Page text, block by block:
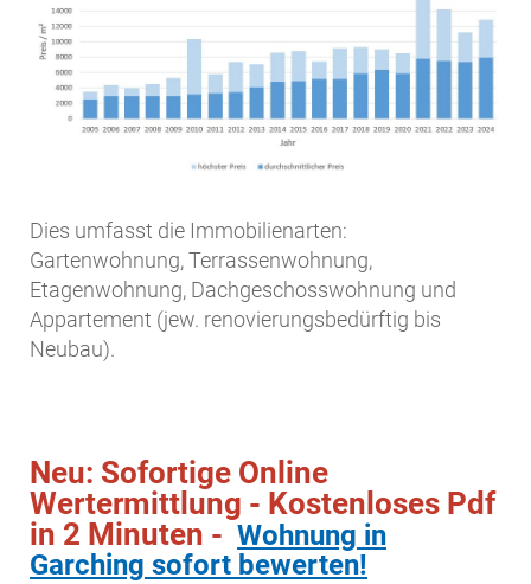
Dies umfasst die Immobilienarten:
Gartenwohnung, Terrassenwohnung,
Etagenwohnung, Dachgeschosswohnung und
Appartement (jew. renovierungsbedürftig bis
Neubau).
Neu: Sofortige Online
Wertermittlung - Kostenloses Pdf
in 2 Minuten - Wohnung in
Garching sofort bewerten!